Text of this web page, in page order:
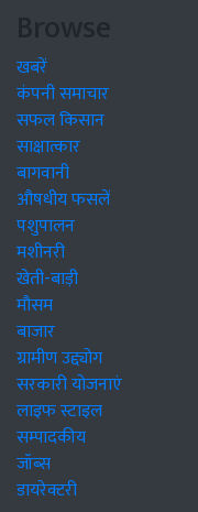
Browse
खबरें
कंपनी समाचार
सफल किसान
साक्षात्कार
बागवानी
औषधीय फसलें
पशुपालन
मशीनरी
खेती-बाड़ी
मौसम
बाजार
ग्रामीण उद्द्योग
सरकारी योजनाएं
लाइफ स्टाइल
सम्पादकीय
जॉब्स
डायरेक्टरी